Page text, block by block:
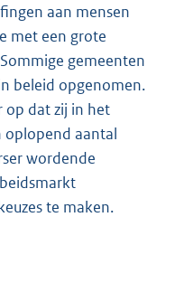
aan mensen
met een grote
gemeenten
beleid opgenomen.
op dat zij in het
oplopend aantal
wordende
te maken.